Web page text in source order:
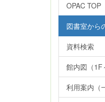
OPAC TOP
図書室から
資料検索
館内図（1F
利用案内（